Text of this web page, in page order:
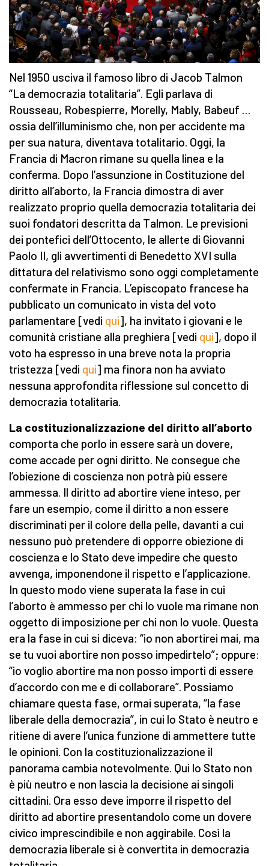
Nel 1950 usciva il famoso libro di Jacob Talmon
“La democrazia totalitaria”. Egli parlava di
Rousseau, Robespierre, Morelly, Mably, Babeuf …
ossia dell’illuminismo che, non per accidente ma
per sua natura, diventava totalitario. Oggi, la
Francia di Macron rimane su quella linea e la
conferma. Dopo l’assunzione in Costituzione del
diritto all’aborto, la Francia dimostra di aver
realizzato proprio quella democrazia totalitaria dei
suoi fondatori descritta da Talmon. Le previsioni
dei pontefici dell’Ottocento, le allerte di Giovanni
Paolo II, gli avvertimenti di Benedetto XVI sulla
dittatura del relativismo sono oggi completamente
confermate in Francia. L’episcopato francese ha
pubblicato un comunicato in vista del voto
parlamentare [vedi qui], ha invitato i giovani e le
comunità cristiane alla preghiera [vedi qui], dopo il
voto ha espresso in una breve nota la propria
tristezza [vedi qui] ma finora non ha avviato
nessuna approfondita riflessione sul concetto di
democrazia totalitaria.
La costituzionalizzazione del diritto all’aborto
comporta che porlo in essere sarà un dovere,
come accade per ogni diritto. Ne consegue che
l’obiezione di coscienza non potrà più essere
ammessa. Il diritto ad abortire viene inteso, per
fare un esempio, come il diritto a non essere
discriminati per il colore della pelle, davanti a cui
nessuno può pretendere di opporre obiezione di
coscienza e lo Stato deve impedire che questo
avvenga, imponendone il rispetto e l’applicazione.
In questo modo viene superata la fase in cui
l’aborto è ammesso per chi lo vuole ma rimane non
oggetto di imposizione per chi non lo vuole. Questa
era la fase in cui si diceva: “io non abortirei mai, ma
se tu vuoi abortire non posso impedirtelo”; oppure:
“io voglio abortire ma non posso importi di essere
d’accordo con me e di collaborare”. Possiamo
chiamare questa fase, ormai superata, “la fase
liberale della democrazia”, in cui lo Stato è neutro e
ritiene di avere l’unica funzione di ammettere tutte
le opinioni. Con la costituzionalizzazione il
panorama cambia notevolmente. Qui lo Stato non
è più neutro e non lascia la decisione ai singoli
cittadini. Ora esso deve imporre il rispetto del
diritto ad abortire presentandolo come un dovere
civico imprescindibile e non aggirabile. Così la
democrazia liberale si è convertita in democrazia